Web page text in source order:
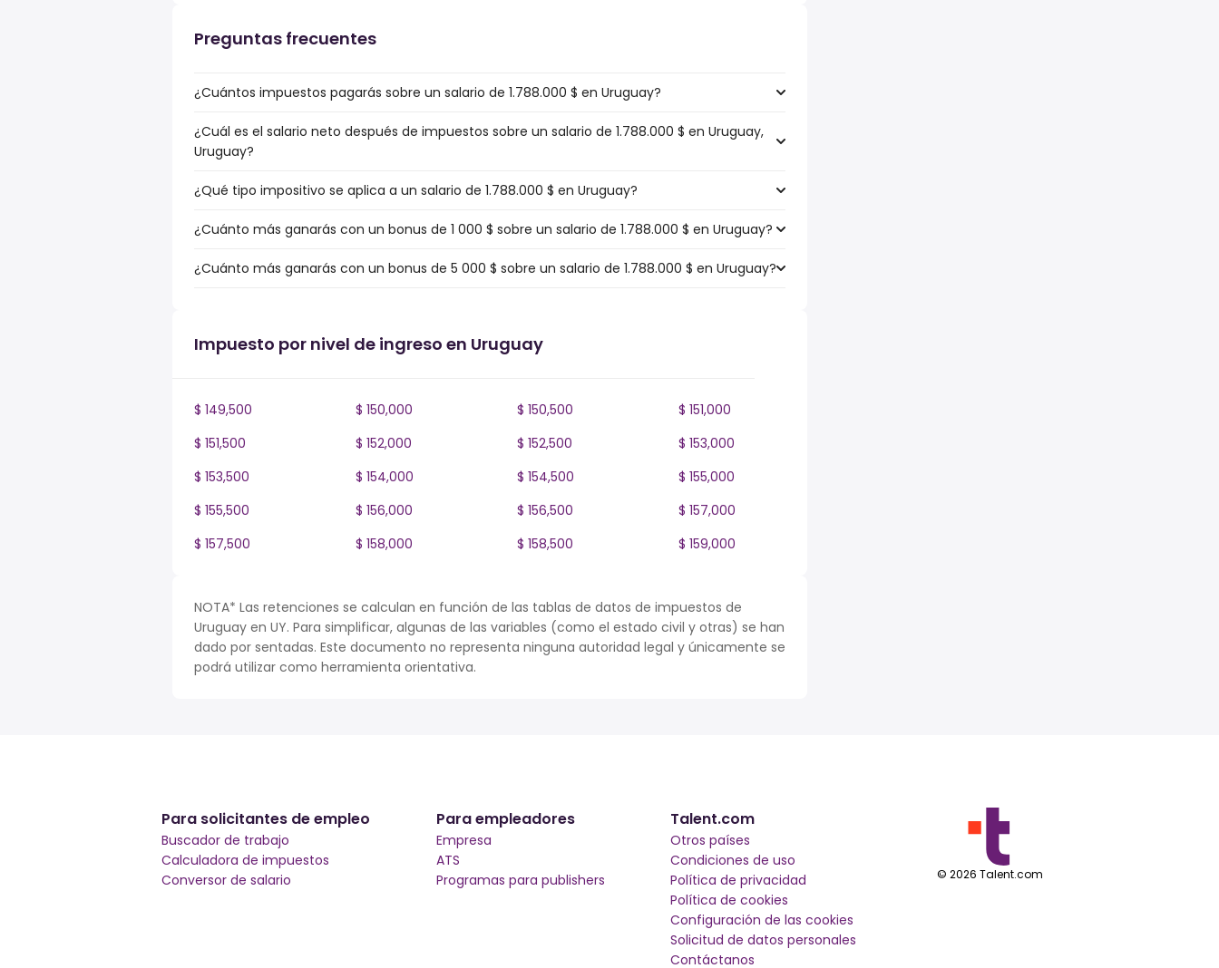
Preguntas frecuentes
¿Cuántos impuestos pagarás sobre un salario de 1.788.000 $ en Uruguay?
¿Cuál es el salario neto después de impuestos sobre un salario de 1.788.000 $ en Uruguay,
Uruguay?
¿Qué tipo impositivo se aplica a un salario de 1.788.000 $ en Uruguay?
¿Cuánto más ganarás con un bonus de 1 000 $ sobre un salario de 1.788.000 $ en Uruguay?
¿Cuánto más ganarás con un bonus de 5 000 $ sobre un salario de 1.788.000 $ en Uruguay?
Impuesto por nivel de ingreso en Uruguay
$ 149,500 $ 150,000 $ 150,500
$ 151,000
$ 151,500
$ 152,000 $ 152,500
$ 153,000
$ 153,500
$ 154,000 $ 154,500
$ 155,000
$ 155,500
$ 156,000 $ 156,500
$ 157,000
$ 157,500
$ 158,000 $ 158,500 $ 159,000
NOTA* Las retenciones se calculan en función de las tablas de datos de impuestos de
Uruguay en UY. Para simplificar, algunas de las variables (como el estado civil y otras) se han
dado por sentadas. Este documento no representa ninguna autoridad legal y únicamente se
podrá utilizar como herramienta orientativa.
Para solicitantes de empleo
Buscador de trabajo
Calculadora de impuestos
Conversor de salario
Para empleadores
Empresa
ATS
Programas para publishers
Talent.com
Otros países
Condiciones de uso
Política de privacidad
Política de cookies
Configuración de las cookies
Solicitud de datos personales
Contáctanos
© 2026 Talent.com